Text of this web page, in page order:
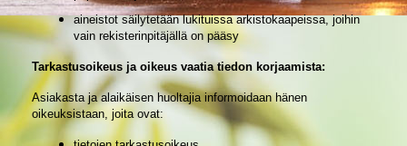
aineistot säilytetään lukituissa arkistokaapeissa, joihin
vain rekisterinpitäjällä on pääsy
Tarkastusoikeus ja oikeus vaatia tiedon korjaamista:
Asiakasta ja alaikäisen huoltajia informoidaan hänen
oikeuksistaan, joita ovat: